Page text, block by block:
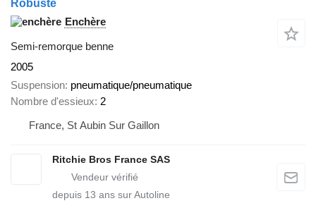
Robuste
Enchère
Semi-remorque benne
2005
Suspension pneumatique/pneumatique
Nombre d'essieux 2
France, St Aubin Sur Gaillon
Ritchie Bros France SAS
depuis 13 ans sur Autoline